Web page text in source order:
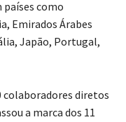
como
Emirados Árabes
Japão, Portugal,
colaboradores diretos
a marca dos 11